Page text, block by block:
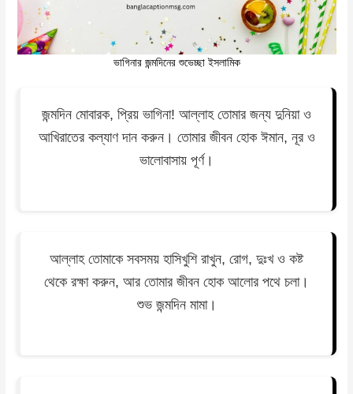
ভাগিনার জন্মদিনের শুভেচ্ছা ইসলামিক
জন্মদিন মোবারক, প্রিয় ভাগিনা! আল্লাহ তোমার জন্য দুনিয়া ও
আখিরাতের কল্যাণ দান করুন। তোমার জীবন হোক ঈমান, নূর ও
ভালোবাসায় পূর্ণ।
আল্লাহ তোমাকে সবসময় হাসিখুশি রাখুন, রোগ, দুঃখ ও কষ্ট
থেকে রক্ষা করুন, আর তোমার জীবন হোক আলোর পথে চলা।
শুভ জন্মদিন মামা।